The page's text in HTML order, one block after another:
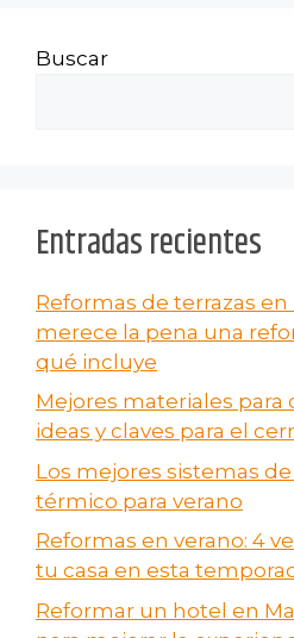
Buscar
Entradas recientes
Reformas de terrazas
merece la pena una
qué incluye
Mejores materiales para
ideas y claves para el
Los mejores sistemas
térmico para verano
Reformas en verano​: 4
tu casa en esta
Reformar un hotel en